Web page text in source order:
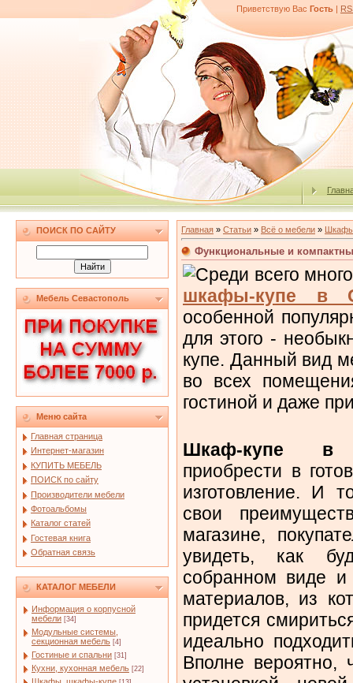
Приветствую Вас Гость |
ПОИСК ПО САЙТУ
Мебель Севастополь
Меню сайта
Главная страница
Интернет-магазин
КУПИТЬ МЕБЕЛЬ
ПОИСК по сайту
Производители мебели
Фотоальбомы
Каталог статей
Гостевая книга
Обратная связь
КАТАЛОГ МЕБЕЛИ
Информация о корпусной
мебели [34]
Модульные системы,
секционная мебель [4]
Гостиные и спальни [31]
Кухни, кухонная мебель [22]
Главная » Статьи » Всё о мебели »
Функциональные и
Среди всего
шкафы-купе в
особенной
для этого -
купе. Данный вид
во всех
гостиной и даже
Шкаф-купе в
приобрести в
изготовление. И
свои
магазине,
увидеть, как
собранном виде и
материалов, из
придется
идеально
Вполне вероятно,